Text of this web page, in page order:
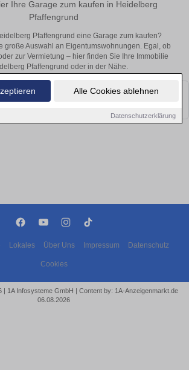
Alle Cookies ablehnen
Datenschutzerklärung
Ihre Garage zum kaufen in Heidelberg
Pfaffengrund
Pfaffengrund eine Garage zum kaufen?
große Auswahl an Eigentumswohnungen. Egal, ob
zur Vermietung – hier finden Sie Ihre Immobilie
Pfaffengrund oder in der Nähe.
keine passenden Objekte finden. Schauen Sie
Lokales Über Uns Impressum Datenschutz
Cookies
| 1A Infosysteme GmbH | Content by: 1A-Anzeigenmarkt.de
06.08.2026